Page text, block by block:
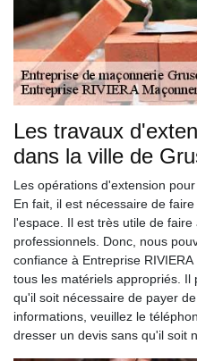
Les travaux
dans la ville de
Les opérations d'extension
En fait, il est nécessaire de
l'espace. Il est très utile de
professionnels. Donc, nous
confiance à Entreprise
tous les matériels appropriés. Il
qu'il soit nécessaire de payer
informations, veuillez le
dresser un devis sans qu'il soit